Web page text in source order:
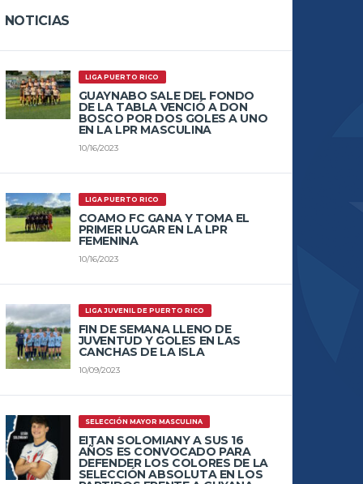
NOTICIAS
LIGA PUERTO RICO
GUAYNABO SALE DEL FONDO
DE LA TABLA VENCIÓ A DON
BOSCO POR DOS GOLES A UNO
EN LA LPR MASCULINA
10/16/2023
LIGA PUERTO RICO
COAMO FC GANA Y TOMA EL
PRIMER LUGAR EN LA LPR
FEMENINA
10/16/2023
LIGA JUVENIL DE PUERTO RICO
FIN DE SEMANA LLENO DE
JUVENTUD Y GOLES EN LAS
CANCHAS DE LA ISLA
10/09/2023
SELECCIÓN MAYOR MASCULINA
EITAN SOLOMIANY A SUS 16
AÑOS ES CONVOCADO PARA
DEFENDER LOS COLORES DE LA
SELECCIÓN ABSOLUTA EN LOS